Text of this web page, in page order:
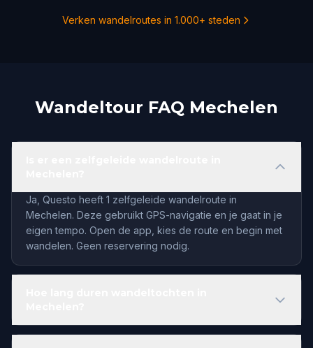
Verken wandelroutes in 1.000+ steden
Wandeltour FAQ Mechelen
Ja, Questo heeft 1 zelfgeleide wandelroute in
Mechelen. Deze gebruikt GPS-navigatie en je gaat in je
eigen tempo. Open de app, kies de route en begin met
wandelen. Geen reservering nodig.